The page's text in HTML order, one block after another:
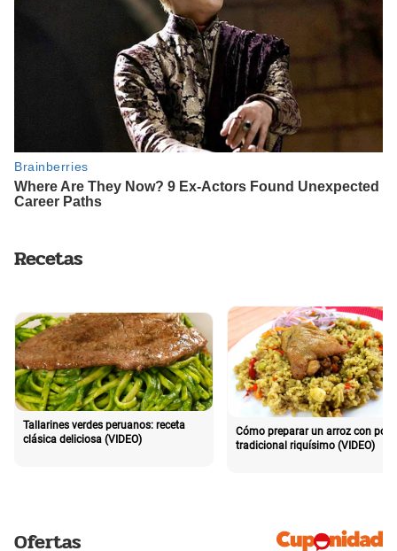
Recetas
Tallarines verdes peruanos: receta
clásica deliciosa (VIDEO)
Cómo preparar un arroz con pollo
tradicional riquísimo (VIDEO)
Ofertas